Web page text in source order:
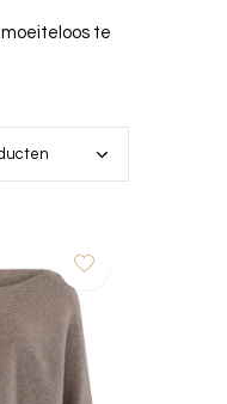
te